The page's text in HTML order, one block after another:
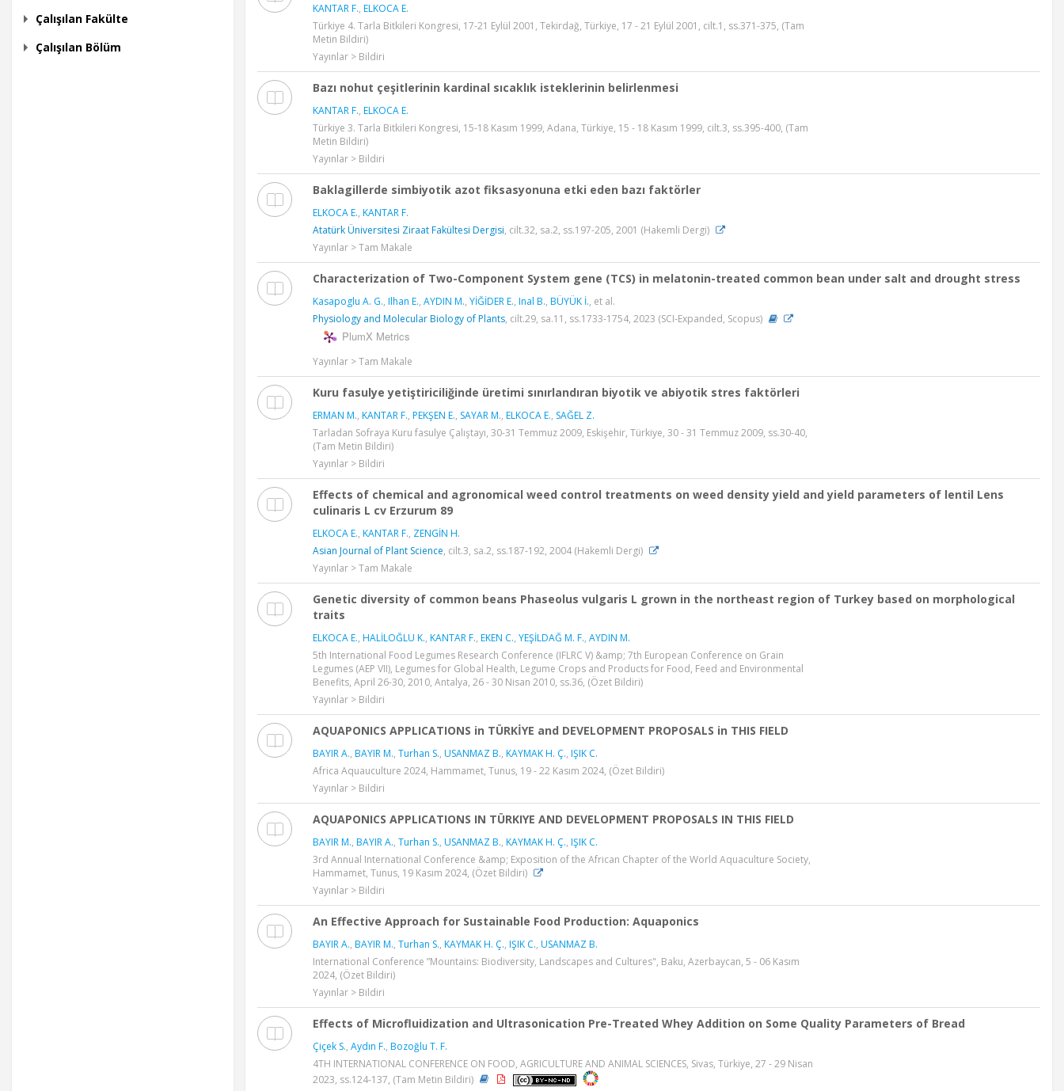
Çalışılan Fakülte
Çalışılan Bölüm
KANTAR F., ELKOCA E.
Türkiye 4. Tarla Bitkileri Kongresi, 17-21 Eylül 2001, Tekirdağ, Türkiye, 17 - 21 Eylül 2001, cilt.1, ss.371-375, (Tam
Metin Bildiri)
Yayınlar > Bildiri
Bazı nohut çeşitlerinin kardinal sıcaklık isteklerinin belirlenmesi
KANTAR F., ELKOCA E.
Türkiye 3. Tarla Bitkileri Kongresi, 15-18 Kasım 1999, Adana, Türkiye, 15 - 18 Kasım 1999, cilt.3, ss.395-400, (Tam
Metin Bildiri)
Yayınlar > Bildiri
Baklagillerde simbiyotik azot fiksasyonuna etki eden bazı faktörler
ELKOCA E., KANTAR F.
Atatürk Üniversitesi Ziraat Fakültesi Dergisi, cilt.32, sa.2, ss.197-205, 2001 (Hakemli Dergi)
Yayınlar > Tam Makale
Characterization of Two-Component System gene (TCS) in melatonin-treated common bean under salt and drought stress
Kasapoglu A. G., Ilhan E., AYDIN M., YİĞİDER E., Inal B., BÜYÜK İ., et al.
Physiology and Molecular Biology of Plants, cilt.29, sa.11, ss.1733-1754, 2023 (SCI-Expanded, Scopus)
PlumX Metrics
Yayınlar > Tam Makale
Kuru fasulye yetiştiriciliğinde üretimi sınırlandıran biyotik ve abiyotik stres faktörleri
ERMAN M., KANTAR F., PEKŞEN E., SAYAR M., ELKOCA E., SAĞEL Z.
Tarladan Sofraya Kuru fasulye Çalıştayı, 30-31 Temmuz 2009, Eskişehir, Türkiye, 30 - 31 Temmuz 2009, ss.30-40,
(Tam Metin Bildiri)
Yayınlar > Bildiri
Effects of chemical and agronomical weed control treatments on weed density yield and yield parameters of lentil Lens
culinaris L cv Erzurum 89
ELKOCA E., KANTAR F., ZENGİN H.
Asian Journal of Plant Science, cilt.3, sa.2, ss.187-192, 2004 (Hakemli Dergi)
Yayınlar > Tam Makale
Genetic diversity of common beans Phaseolus vulgaris L grown in the northeast region of Turkey based on morphological
traits
ELKOCA E., HALİLOĞLU K., KANTAR F., EKEN C., YEŞİLDAĞ M. F., AYDIN M.
5th International Food Legumes Research Conference (IFLRC V) &amp; 7th European Conference on Grain
Legumes (AEP VII), Legumes for Global Health, Legume Crops and Products for Food, Feed and Environmental
Benefits, April 26-30, 2010, Antalya, 26 - 30 Nisan 2010, ss.36, (Özet Bildiri)
Yayınlar > Bildiri
AQUAPONICS APPLICATIONS in TÜRKİYE and DEVELOPMENT PROPOSALS in THIS FIELD
BAYIR A., BAYIR M., Turhan S., USANMAZ B., KAYMAK H. Ç., IŞIK C.
Africa Aquauculture 2024, Hammamet, Tunus, 19 - 22 Kasım 2024, (Özet Bildiri)
Yayınlar > Bildiri
AQUAPONICS APPLICATIONS IN TÜRKIYE AND DEVELOPMENT PROPOSALS IN THIS FIELD
BAYIR M., BAYIR A., Turhan S., USANMAZ B., KAYMAK H. Ç., IŞIK C.
3rd Annual International Conference &amp; Exposition of the African Chapter of the World Aquaculture Society,
Hammamet, Tunus, 19 Kasım 2024, (Özet Bildiri)
Yayınlar > Bildiri
An Effective Approach for Sustainable Food Production: Aquaponics
BAYIR A., BAYIR M., Turhan S., KAYMAK H. Ç., IŞIK C., USANMAZ B.
International Conference ”Mountains: Biodiversity, Landscapes and Cultures", Baku, Azerbaycan, 5 - 06 Kasım
2024, (Özet Bildiri)
Yayınlar > Bildiri
Effects of Microfluidization and Ultrasonication Pre-Treated Whey Addition on Some Quality Parameters of Bread
Çiçek S., Aydın F., Bozoğlu T. F.
4TH INTERNATIONAL CONFERENCE ON FOOD, AGRICULTURE AND ANIMAL SCIENCES, Sivas, Türkiye, 27 - 29 Nisan
2023, ss.124-137, (Tam Metin Bildiri)